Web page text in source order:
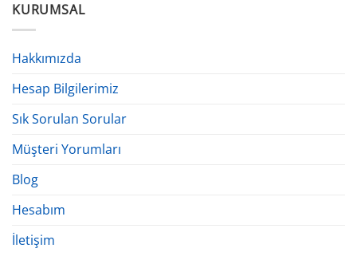
KURUMSAL
Hakkımızda
Hesap Bilgilerimiz
Sık Sorulan Sorular
Müşteri Yorumları
Blog
Hesabım
İletişim